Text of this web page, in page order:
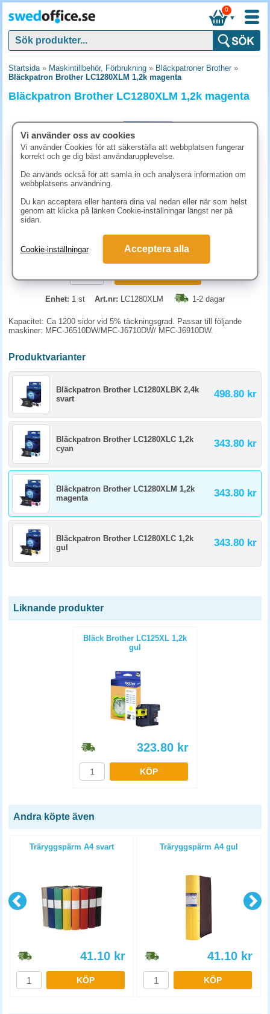
▼
0
Startsida» Maskintillbehör, Förbrukning » Bläckpatroner Brother»
Bläckpatron Brother LC1280XLM 1,2k magenta
Bläckpatron Brother LC1280XLM 1,2k magenta
343.80 kr (inkl. moms)
Enhet: 1 st Art.nr: LC1280XLM 1-2 dagar
Kapacitet: Ca 1200 sidor vid 5% täckningsgrad. Passar till följande
maskiner: MFC-J6510DW/MFC-J6710DW/ MFC-J6910DW.
Produktvarianter
Bläckpatron Brother LC1280XLBK 2,4k
svart
498.80 kr
Bläckpatron Brother LC1280XLC 1,2k
cyan
343.80 kr
Bläckpatron Brother LC1280XLM 1,2k
magenta
343.80 kr
Bläckpatron Brother LC1280XLC 1,2k
gul
343.80 kr
Liknande produkter
Bläck Brother LC125XL 1,2k
gul
323.80 kr
KÖP
Andra köpte även
Träryggspärm A4 svart
41.10 kr
KÖP
Träryggspärm A4 gul
41.10 kr
KÖP
Vi använder oss av cookies
Vi använder Cookies för att säkerställa att webbplatsen fungerar
korrekt och ge dig bäst användarupplevelse.
De används också för att samla in och analysera information om
webbplatsens användning.
Du kan acceptera eller hantera dina val nedan eller när som helst
genom att klicka på länken Cookie-inställningar längst ner på
sidan.
Cookie-inställningar Acceptera alla